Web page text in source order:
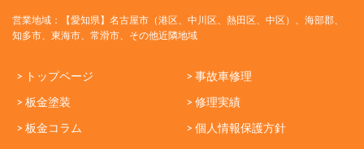
営業地域：【愛知県】名古屋市（港区、中川区、熱田区、中区）、海部郡、
知多市、東海市、常滑市、その他近隣地域
> トップページ
> 事故車修理
> 板金塗装
> 修理実績
> 板金コラム
> 個人情報保護方針